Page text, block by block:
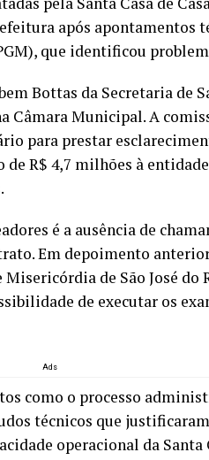
após apontamentos
que identificou
Bottas da Secretaria de
Câmara Municipal. A
para prestar
R$ 4,7 milhões à
é a ausência de
Em depoimento
Misericórdia de São José do
de executar os
Ads
como o processo
técnicos que
operacional da Santa